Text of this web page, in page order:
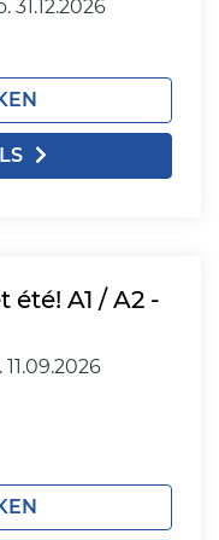
31.12.2026
A1 / A2 -
11.09.2026